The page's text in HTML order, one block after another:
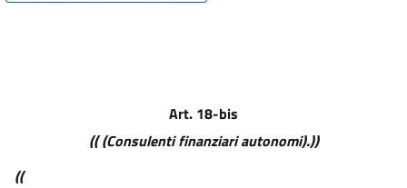
4 undecies
Art. 18-bis
(( (Consulenti finanziari autonomi).))
((